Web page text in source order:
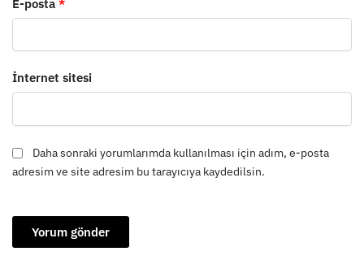
E-posta *
İnternet sitesi
Daha sonraki yorumlarımda kullanılması için adım, e-posta
adresim ve site adresim bu tarayıcıya kaydedilsin.